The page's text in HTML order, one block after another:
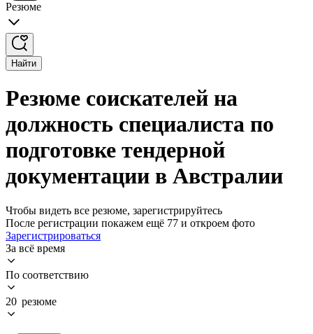
Резюме
Найти
Резюме соискателей на
должность специалиста по
подготовке тендерной
документации в Австралии
Чтобы видеть все резюме, зарегистрируйтесь
После регистрации покажем ещё 77 и откроем фото
Зарегистрироваться
За всё время
По соответствию
20 резюме